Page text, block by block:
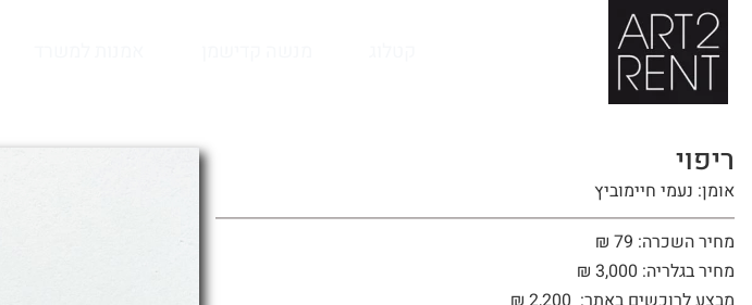
לתוכן
ריפוי
אומן: נעמי חיימוביץ
מחיר השכרה: 79 ₪
מחיר בגלריה: 3,000 ₪